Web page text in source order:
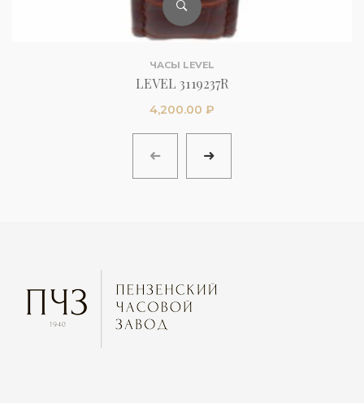
ЧАСЫ LEVEL
LEVEL 3119237R
4,200.00 ₽